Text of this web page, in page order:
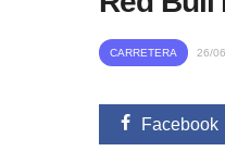
CARRETERA 26/
Facebook